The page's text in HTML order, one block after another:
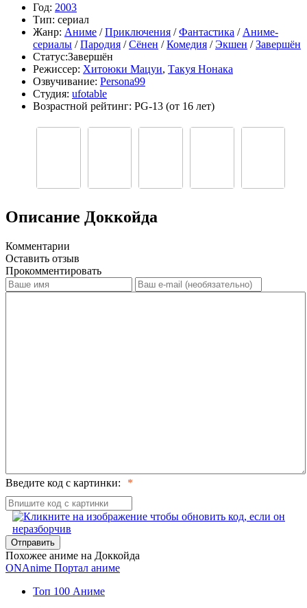
Год: 2003
Тип: сериал
Жанр: Аниме /Приключения /Фантастика / Аниме-
сериалы /Пародия /Сёнен /Комедия /Экшен /Завершён
Статус:Завершён
Режиссер: Хитоюки Мацуи, Такуя Нонака
Озвучивание: Persona99
Студия: ufotable
Возрастной рейтинг: PG-13 (от 16 лет)
Описание Доккойда
Комментарии
Оставить отзыв
Прокомментировать
Введите код с картинки:
Отправить
Похожее аниме на Доккойда
ONAnime Портал аниме
Топ 100 Аниме